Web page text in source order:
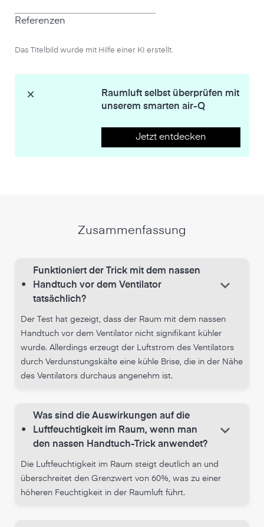
Referenzen
Das Titelbild wurde mit Hilfe einer KI erstellt.
Raumluft selbst überprüfen mit
unserem smarten air-Q
Jetzt entdecken
Zusammenfassung
•
Funktioniert der Trick mit dem nassen
Handtuch vor dem Ventilator
tatsächlich?
keyboard_arrow_down
Der Test hat gezeigt, dass der Raum mit dem nassen
Handtuch vor dem Ventilator nicht signifikant kühler
wurde. Allerdings erzeugt der Luftstrom des Ventilators
durch Verdunstungskälte eine kühle Brise, die in der Nähe
des Ventilators durchaus angenehm ist.
•
Was sind die Auswirkungen auf die
Luftfeuchtigkeit im Raum, wenn man
den nassen Handtuch-Trick anwendet?
keyboard_arrow_down
Die Luftfeuchtigkeit im Raum steigt deutlich an und
überschreitet den Grenzwert von 60%, was zu einer
höheren Feuchtigkeit in der Raumluft führt.